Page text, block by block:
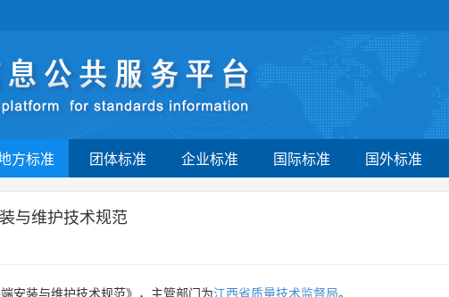
方标准 团体标准 企业标准 国际标准 国外标准
与维护技术规范
安装与维护技术规范》，主管部门为江西省质量技术监督局。